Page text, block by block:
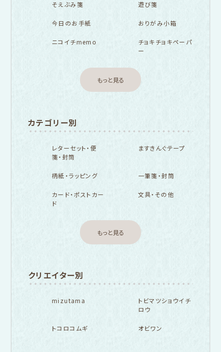
そえぶみ箋 遊び箋
今日のお手紙 おりがみ小箱
ニコイチmemo
チョキチョキペーパ
ー
もっと見る
カテゴリー別
レターセット・便
箋・封筒
ますきんぐテープ
柄紙・ラッピング 一筆箋・封筒
カード・ポストカー
ド
文具・その他
もっと見る
クリエイター別
mizutama
トビマツショウイチ
ロウ
トコロコムギ オビワン